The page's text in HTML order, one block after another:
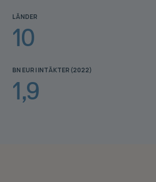
LÄNDER
10
BN EUR I INTÄKTER (2022)
1,9